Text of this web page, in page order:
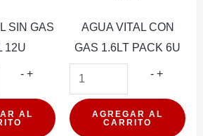
SIN GAS
12U
- AGUA
SIN
+
AL
AGUA VITAL CON
GAS 1.6LT PACK 6U
- AGUA
CON
+
AGREGAR AL
CARRITO